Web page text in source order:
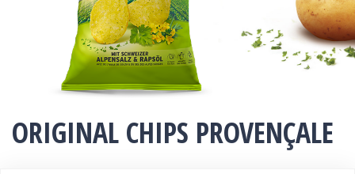
ORIGINAL CHIPS PROVENÇALE